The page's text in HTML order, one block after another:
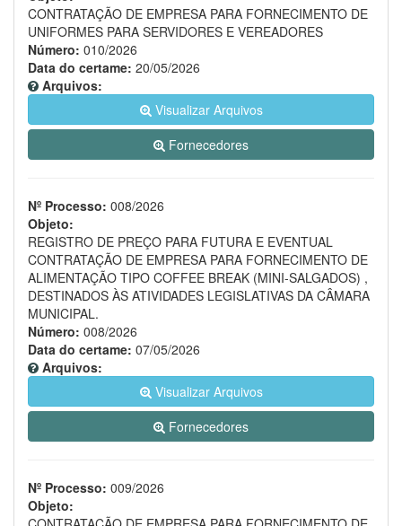
CONTRATAÇÃO DE EMPRESA PARA FORNECIMENTO DE
UNIFORMES PARA SERVIDORES E VEREADORES
Número: 010/2026
Data do certame: 20/05/2026
Arquivos:
Visualizar Arquivos
Fornecedores
Nº Processo: 008/2026
Objeto:
REGISTRO DE PREÇO PARA FUTURA E EVENTUAL
CONTRATAÇÃO DE EMPRESA PARA FORNECIMENTO DE
ALIMENTAÇÃO TIPO COFFEE BREAK (MINI-SALGADOS) ,
DESTINADOS ÀS ATIVIDADES LEGISLATIVAS DA CÂMARA
MUNICIPAL.
Número: 008/2026
Data do certame: 07/05/2026
Arquivos:
Visualizar Arquivos
Fornecedores
Nº Processo: 009/2026
Objeto: